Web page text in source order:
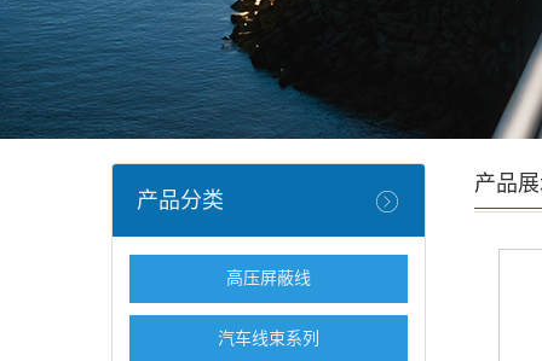
产品分类
高压屏蔽线
汽车线束系列
产品